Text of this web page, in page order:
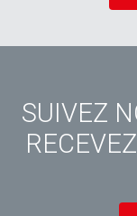
SUIVEZ